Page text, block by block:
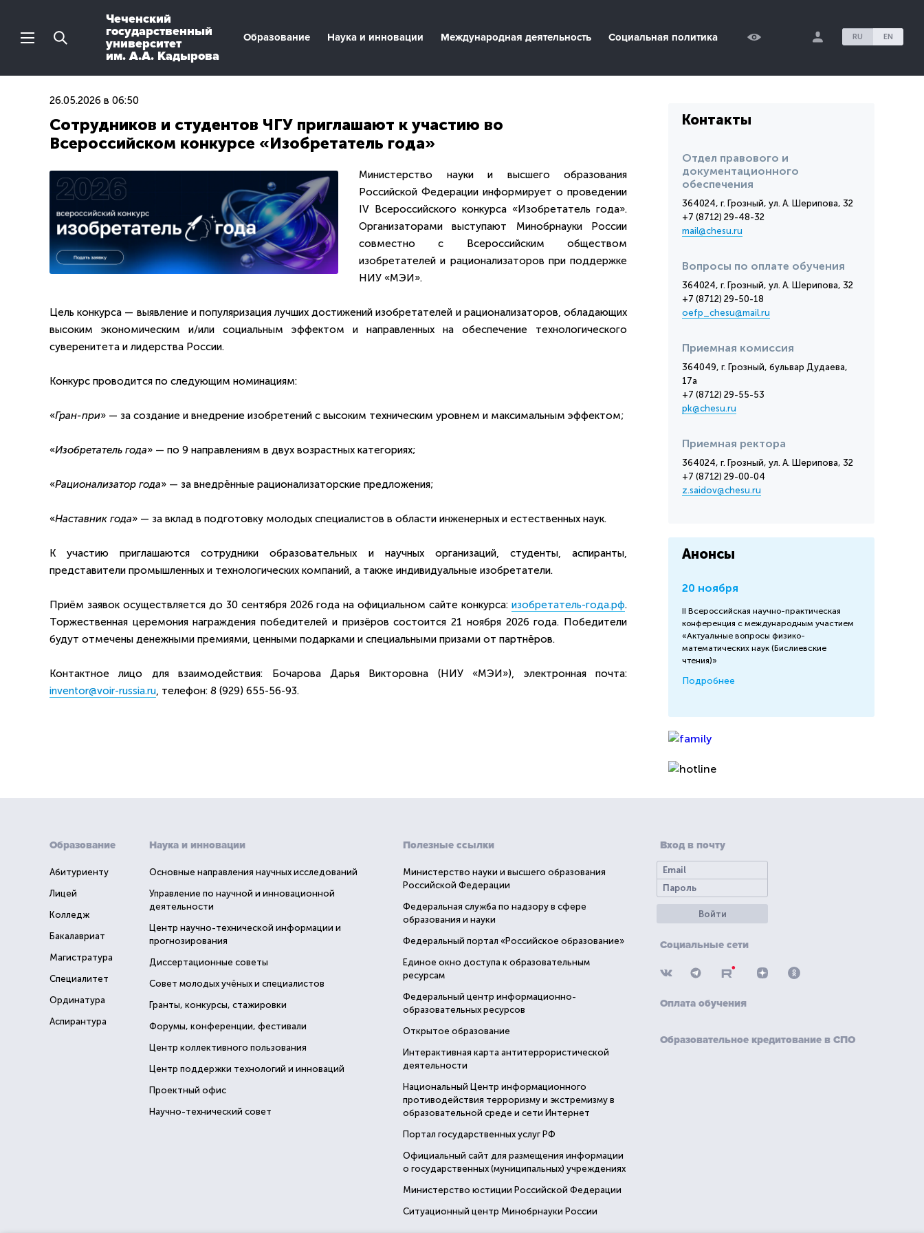
Чеченский
государственный
университет
им. А.А. Кадырова
Образование Наука и инновации Международная деятельность Социальная политика RU EN
26.05.2026 в 06:50
Сотрудников и студентов ЧГУ приглашают к участию во
Всероссийском конкурсе «Изобретатель года»
Министерство науки и высшего образования
Российской Федерации информирует о проведении
IV Всероссийского конкурса «Изобретатель года».
Организаторами выступают Минобрнауки России
совместно с Всероссийским обществом
изобретателей и рационализаторов при поддержке
НИУ «МЭИ».
Цель конкурса — выявление и популяризация лучших достижений изобретателей и рационализаторов, обладающих
высоким экономическим и/или социальным эффектом и направленных на обеспечение технологического
суверенитета и лидерства России.
Конкурс проводится по следующим номинациям:
«Гран-при» — за создание и внедрение изобретений с высоким техническим уровнем и максимальным эффектом;
«Изобретатель года» — по 9 направлениям в двух возрастных категориях;
«Рационализатор года» — за внедрённые рационализаторские предложения;
«Наставник года» — за вклад в подготовку молодых специалистов в области инженерных и естественных наук.
К участию приглашаются сотрудники образовательных и научных организаций, студенты, аспиранты,
представители промышленных и технологических компаний, а также индивидуальные изобретатели.
Приём заявок осуществляется до 30 сентября 2026 года на официальном сайте конкурса: изобретатель-года.рф.
Торжественная церемония награждения победителей и призёров состоится 21 ноября 2026 года. Победители
будут отмечены денежными премиями, ценными подарками и специальными призами от партнёров.
Контактное лицо для взаимодействия: Бочарова Дарья Викторовна (НИУ «МЭИ»), электронная почта:
inventor@voir-russia.ru, телефон: 8 (929) 655-56-93.
Контакты
Отдел правового и
документационного
обеспечения
364024, г. Грозный, ул. А. Шерипова, 32
+7 (8712) 29-48-32
mail@chesu.ru
Вопросы по оплате обучения
364024, г. Грозный, ул. А. Шерипова, 32
+7 (8712) 29-50-18
oefp_chesu@mail.ru
Приемная комиссия
364049, г. Грозный, бульвар Дудаева,
17а
+7 (8712) 29-55-53
pk@chesu.ru
Приемная ректора
364024, г. Грозный, ул. А. Шерипова, 32
+7 (8712) 29-00-04
z.saidov@chesu.ru
Анонсы
20 ноября
II Всероссийская научно-практическая
конференция с международным участием
«Актуальные вопросы физико-
математических наук (Бислиевские
чтения)»
Подробнее
Образование
Абитуриенту
Лицей
Колледж
Бакалавриат
Магистратура
Специалитет
Ординатура
Аспирантура
Наука и инновации
Основные направления научных исследований
Управление по научной и инновационной
деятельности
Центр научно-технической информации и
прогнозирования
Диссертационные советы
Совет молодых учёных и специалистов
Гранты, конкурсы, стажировки
Форумы, конференции, фестивали
Центр коллективного пользования
Центр поддержки технологий и инноваций
Проектный офис
Научно-технический совет
Полезные ссылки
Министерство науки и высшего образования
Российской Федерации
Федеральная служба по надзору в сфере
образования и науки
Федеральный портал «Российское образование»
Единое окно доступа к образовательным
ресурсам
Федеральный центр информационно-
образовательных ресурсов
Открытое образование
Интерактивная карта антитеррористической
деятельности
Национальный Центр информационного
противодействия терроризму и экстремизму в
образовательной среде и сети Интернет
Портал государственных услуг РФ
Официальный сайт для размещения информации
о государственных (муниципальных) учреждениях
Министерство юстиции Российской Федерации
Ситуационный центр Минобрнауки России
Вход в почту
Войти
Социальные сети
Оплата обучения
Образовательное кредитование в СПО